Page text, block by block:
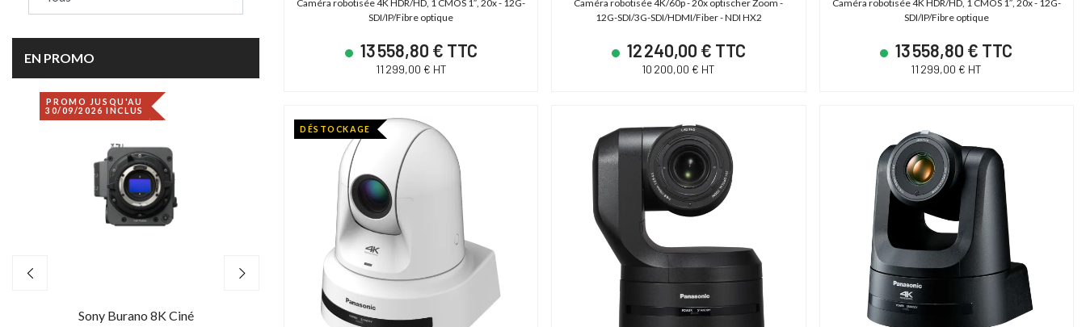
EN PROMO
PROMO JUSQU'AU
30/09/2026 INCLUS
Sony Burano 8K Ciné Canon EOS C700 PL ABonAir AB4000 4K HDR Cartoni Magnum
Caméra robotisée 4K HDR/HD, 1 CMOS 1″, 20x - 12G-
SDI/IP/Fibre optique
13 558,80 € TTC
11 299,00 € HT
Caméra robotisée 4K/60p - 20x optischer Zoom -
12G-SDI/3G-SDI/HDMI/Fiber - NDI HX2
12 240,00 € TTC
10 200,00 € HT
Caméra robotisée 4K HDR/HD, 1 CMOS 1″, 20x - 12G-
SDI/IP/Fibre optique
13 558,80 € TTC
11 299,00 € HT
DÉSTOCKAGE